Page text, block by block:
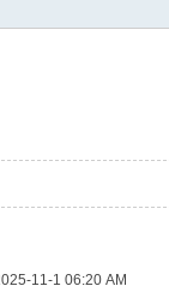
11-1 06:20 AM